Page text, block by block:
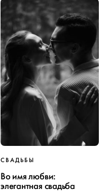
СВАДЬБЫ
Во имя любви:
элегантная свадьба